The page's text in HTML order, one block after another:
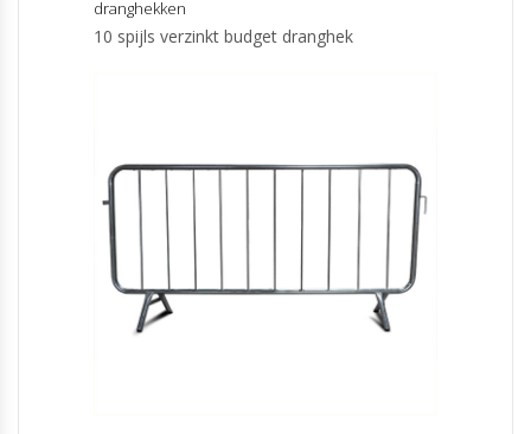
dranghekken
10 spijls verzinkt budget dranghek